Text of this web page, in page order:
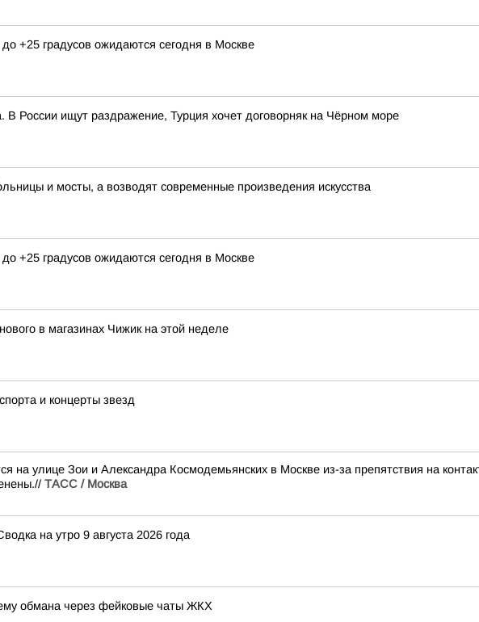
+25 градусов ожидаются сегодня в Москве
В России ищут раздражение, Турция хочет договорняк на Чёрном море
и мосты, а возводят современные произведения искусства
+25 градусов ожидаются сегодня в Москве
в магазинах Чижик на этой неделе
и концерты звезд
улице Зои и Александра Космодемьянских в Москве из-за препятствия на
ТАСС / Москва
на утро 9 августа 2026 года
обмана через фейковые чаты ЖКХ